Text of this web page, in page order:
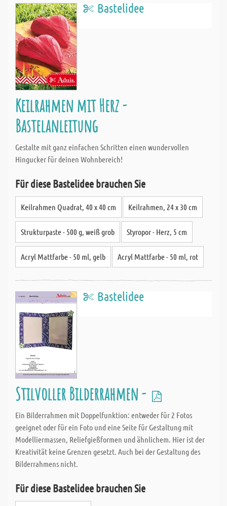
Bastelidee
Keilrahmen mit Herz -
Bastelanleitung
Gestalte mit ganz einfachen Schritten einen wundervollen
Hingucker für deinen Wohnbereich!
Für diese Bastelidee brauchen Sie
Keilrahmen Quadrat, 40 x 40 cm Keilrahmen, 24 x 30 cm
Strukturpaste - 500 g, weiß grob Styropor - Herz, 5 cm
Acryl Mattfarbe - 50 ml, gelb Acryl Mattfarbe - 50 ml, rot
Bastelidee
Stilvoller Bilderrahmen -
Ein Bilderrahmen mit Doppelfunktion: entweder für 2 Fotos
geeignet oder für ein Foto und eine Seite für Gestaltung mit
Modelliermassen, Reliefgießformen und ähnlichem. Hier ist der
Kreativität keine Grenzen gesetzt. Auch bei der Gestaltung des
Bilderrahmens nicht.
Für diese Bastelidee brauchen Sie